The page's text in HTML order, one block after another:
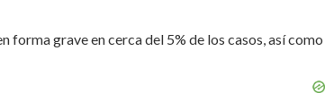
forma grave en cerca del 5% de los casos, así como